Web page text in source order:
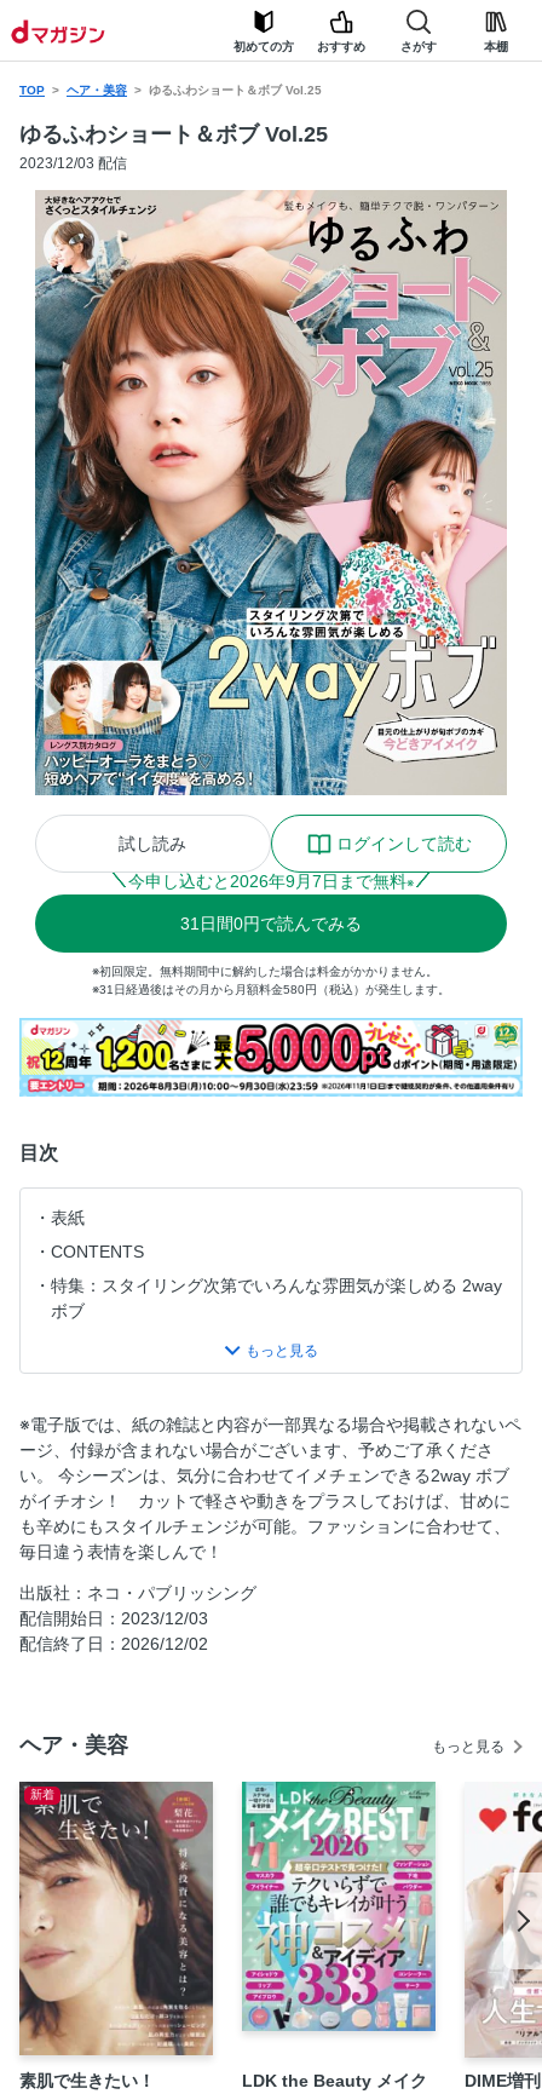
初めての方 おすすめ さがす 本棚
TOP ヘア・美容 ゆるふわショート＆ボブ Vol.25
ゆるふわショート＆ボブ Vol.25
2023/12/03 配信
試し読み
ログインして読む
今申し込むと 2026年9月7日まで無料※
31 日間0円で読んでみる
※初回限定。無料期間中に解約した場合は料金がかかりません。
※31日経過後はその月から月額料金580円（税込）が発生します。
目次
表紙
CONTENTS
特集：スタイリング次第でいろんな雰囲気が楽しめる 2way
ボブ
目元の仕上がりが旬ボブのカギ 今どきアイメイク
短めヘアで「イイ女度」を高める！ SHORT
シースルーで好バランス 抜け感ボブで気分上々
Dance design tunerでニュアンスヘアをバージョンアップ
いつまでも自分らしくヘアスタイルを楽しむために 今から
始めるスカルプケア
短めヘアで「イイ女度」を高める！ BOB
N. REFLET COLORでツヤ魅せ 程よくカジュアルな立体感
カラー
PRESENT ＆ NEWS
サロン ＆ メーカーリスト
自社AD：ヘアカタログシリーズ定期購読のご案内
※電子版では、紙の雑誌と内容が一部異なる場合や掲載されないペ
ージ、付録が含まれない場合がございます、予めご了承くださ
い。 今シーズンは、気分に合わせてイメチェンできる2way ボブ
がイチオシ！ カットで軽さや動きをプラスしておけば、甘めに
も辛めにもスタイルチェンジが可能。ファッションに合わせて、
毎日違う表情を楽しんで！
出版社：ネコ・パブリッシング
配信開始日：2023/12/03
配信終了日：2026/12/02
ヘア・美容 もっと見る
新着
素肌で生きたい！
LDK the Beauty メイク
DIME増